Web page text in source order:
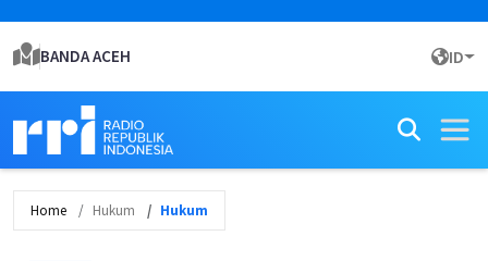
BANDA ACEH ID
Home Hukum Hukum